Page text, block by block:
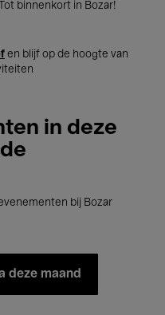
binnenkort in Bozar!
en blijf op de hoogte van
in deze
bij Bozar
deze maand